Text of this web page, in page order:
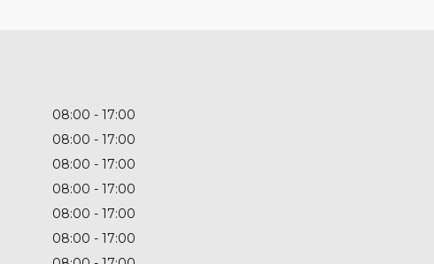
08:00
17:00
08:00
17:00
08:00
17:00
08:00
17:00
08:00
17:00
08:00
17:00